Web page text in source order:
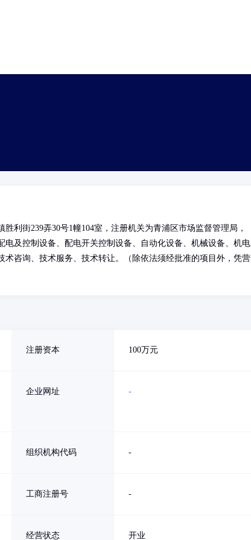
利街239弄30号1幢104室，注册机关为青浦区市场监督管理局，
及控制设备、配电开关控制设备、自动化设备、机械设备、机电
咨询、技术服务、技术转让。（除依法须经批准的项目外，凭营
注册资本 100万元
企业网址 -
组织机构代码 -
工商注册号 -
经营状态 开业